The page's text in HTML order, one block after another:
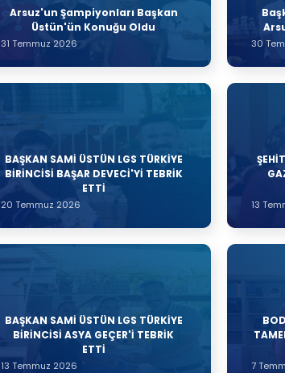
Arsuz'un Şampiyonları Başkan
Üstün'ün Konuğu Oldu
31 Temmuz 2026 30
BAŞKAN SAMİ ÜSTÜN LGS TÜRKİYE
BİRİNCİSİ BAŞAR DEVECİ'Yİ TEBRİK
ETTİ
20 Temmuz 2026 13
BAŞKAN SAMİ ÜSTÜN LGS TÜRKİYE
BİRİNCİSİ ASYA GEÇER'İ TEBRİK
ETTİ
13 Temmuz 2026 7